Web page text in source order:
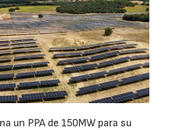
un PPA de 150MW para su